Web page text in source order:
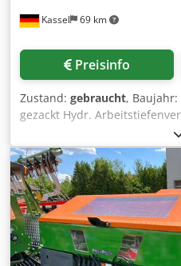
Kassel 69 km
Preisinfo
Zustand: gebraucht, Baujahr:
gezackt Hydr.
Arbeitstiefenverstellung der
Ultra-Zinken für Ceus 50 /
Zinkenfeld mit hydr. Deichsel
Csdpfx Astz Tplspnerf